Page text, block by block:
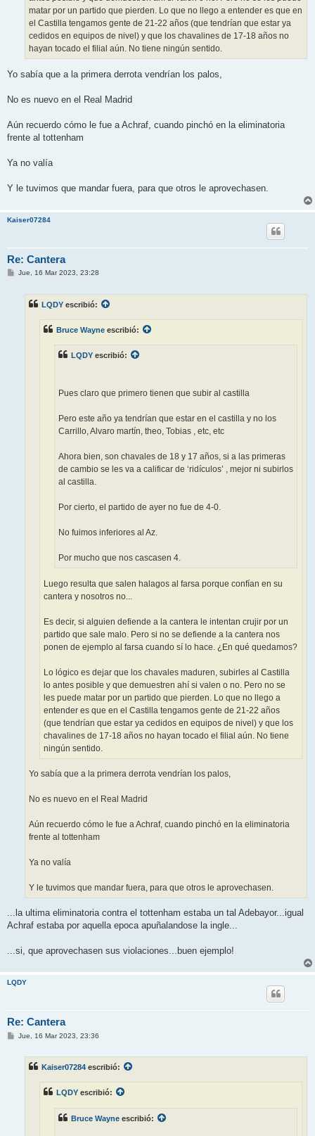
matar por un partido que pierden. Lo que no llego a entender es que en
el Castilla tengamos gente de 21-22 años (que tendrían que estar ya
cedidos en equipos de nivel) y que los chavalines de 17-18 años no
hayan tocado el filial aún. No tiene ningún sentido.
Yo sabía que a la primera derrota vendrían los palos,
No es nuevo en el Real Madrid
Aún recuerdo cómo le fue a Achraf, cuando pinchó en la eliminatoria
frente al tottenham
Ya no valía
Y le tuvimos que mandar fuera, para que otros le aprovechasen.
Kaiser07284
Re: Cantera
M
Jue, 16 Mar 2023, 23:28
LQDY escribió:
Bruce Wayne escribió:
LQDY escribió:
Pues claro que primero tienen que subir al castilla
Pero este año ya tendrían que estar en el castilla y no los
Carrillo, Alvaro martín, theo, Tobias , etc, etc
Ahora bien, son chavales de 18 y 17 años, si a las primeras
de cambio se les va a calificar de ‘ridículos’ , mejor ni subirlos
al castilla.
Por cierto, el partido de ayer no fue de 4-0.
No fuimos inferiores al Az.
Por mucho que nos cascasen 4.
Luego resulta que salen halagos al farsa porque confían en su
cantera y nosotros no...
Es decir, si alguien defiende a la cantera le intentan crujir por un
partido que sale malo. Pero si no se defiende a la cantera nos
ponen de ejemplo al farsa cuando sí lo hace. ¿En qué quedamos?
Lo lógico es dejar que los chavales maduren, subirles al Castilla
lo antes posible y que demuestren ahí si valen o no. Pero no se
les puede matar por un partido que pierden. Lo que no llego a
entender es que en el Castilla tengamos gente de 21-22 años
(que tendrían que estar ya cedidos en equipos de nivel) y que los
chavalines de 17-18 años no hayan tocado el filial aún. No tiene
ningún sentido.
Yo sabía que a la primera derrota vendrían los palos,
No es nuevo en el Real Madrid
Aún recuerdo cómo le fue a Achraf, cuando pinchó en la eliminatoria
frente al tottenham
Ya no valía
Y le tuvimos que mandar fuera, para que otros le aprovechasen.
...la ultima eliminatoria contra el tottenham estaba un tal Adebayor...igual
Achraf estaba por aquella epoca apuñalandose la ingle...
...si, que aprovechasen sus violaciones...buen ejemplo!
LQDY
Re: Cantera
M
Jue, 16 Mar 2023, 23:36
Kaiser07284 escribió:
LQDY escribió:
Bruce Wayne escribió: